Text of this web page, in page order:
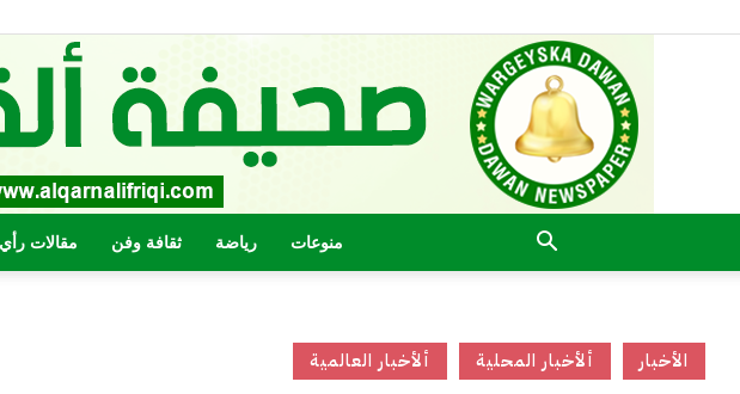
مقالات رأي ثقافة وفن رياضة منوعات
ألأخبار العالمية ألأخبار المحلية الأخبار